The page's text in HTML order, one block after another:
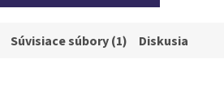
Súvisiace súbory (1) Diskusia